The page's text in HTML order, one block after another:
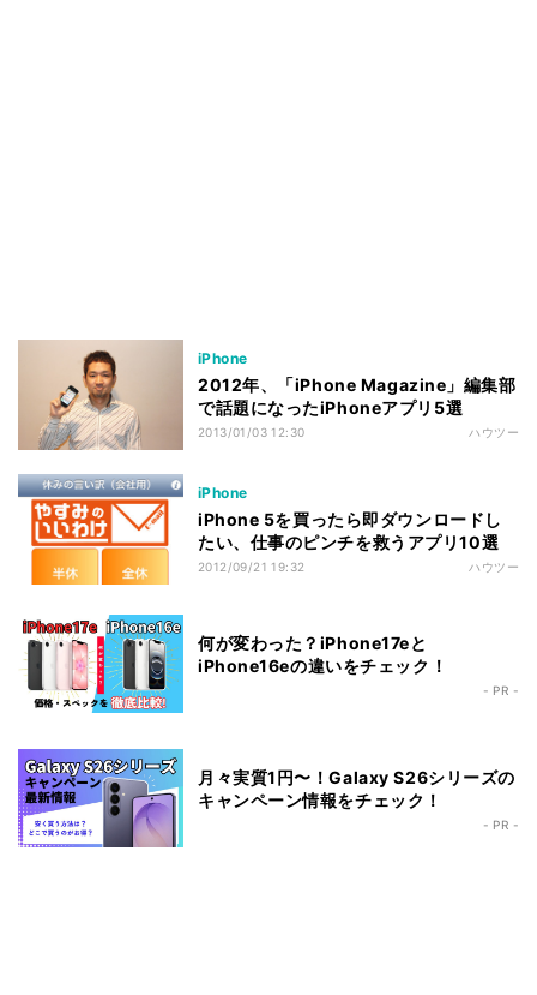
iPhone
2012年、「iPhone Magazine」編集部
で話題になったiPhoneアプリ5選
2013/01/03 12:30 ハウツー
iPhone
iPhone 5を買ったら即ダウンロードし
たい、仕事のピンチを救うアプリ10選
2012/09/21 19:32 ハウツー
何が変わった？iPhone17eと
iPhone16eの違いをチェック！
- PR -
月々実質1円〜！Galaxy S26シリーズの
キャンペーン情報をチェック！
- PR -